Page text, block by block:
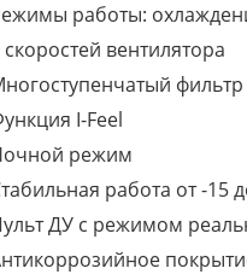
работы:
скоростей вентилятора
I-Feel
режим
работа от -15
ДУ с режимом